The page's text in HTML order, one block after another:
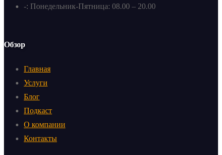
-: Понедельник-Пятница: 08.00 – 20.00
Обзор
Главная
Услуги
Блог
Подкаст
О компании
Контакты